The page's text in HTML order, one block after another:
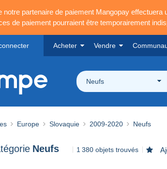
notre partenaire de paiement Mangopay
de paiement pourraient être temporairement
Acheter Vendre
Neufs
Europe Slovaquie 2009-2020 Neufs
Neufs 1 380 objets trouvés